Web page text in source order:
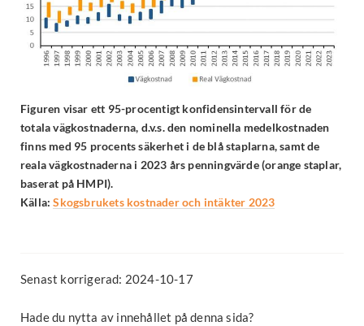
Figuren visar ett 95-procentigt konfidensintervall för de
totala vägkostnaderna, d.v.s. den nominella medelkostnaden
finns med 95 procents säkerhet i de blå staplarna, samt de
reala vägkostnaderna i 2023 års penningvärde (orange staplar,
baserat på HMPI).
Källa:Skogsbrukets kostnader och intäkter 2023
Senast korrigerad: 2024-10-17
Hade du nytta av innehållet på denna sida?